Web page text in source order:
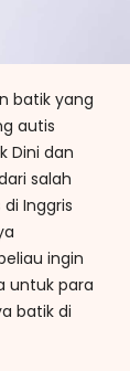
batik yang
autis
Dini dan
salah
Inggris
ingin
untuk para
batik di